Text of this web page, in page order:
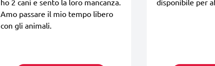
ho 2 cani e sento la loro mancanza.
Amo passare il mio tempo libero
con gli animali.
disponibile per